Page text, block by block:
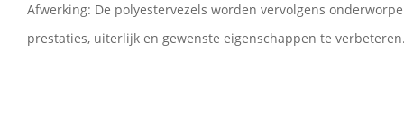
Afwerking: De polyestervezels worden vervolgens
prestaties, uiterlijk en gewenste eigenschappen te